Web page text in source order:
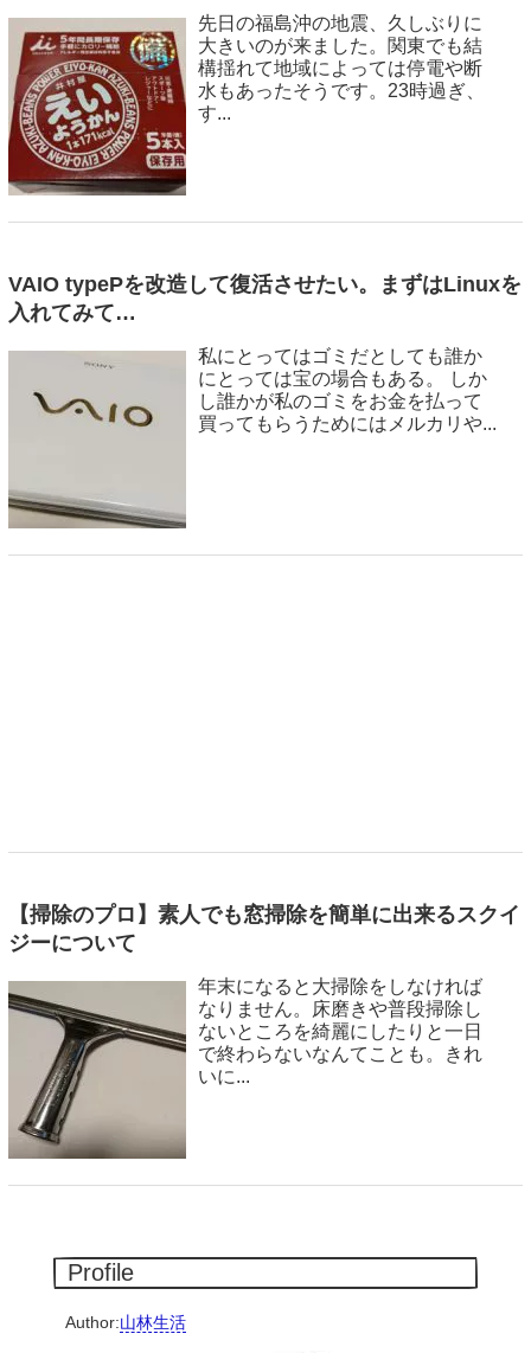
先日の福島沖の地震、久しぶりに
大きいのが来ました。関東でも結
構揺れて地域によっては停電や断
水もあったそうです。23時過ぎ、
す...
VAIO typePを改造して復活させたい。まずはLinuxを
入れてみて…
私にとってはゴミだとしても誰か
にとっては宝の場合もある。 しか
し誰かが私のゴミをお金を払って
買ってもらうためにはメルカリや...
【掃除のプロ】素人でも窓掃除を簡単に出来るスクイ
ジーについて
年末になると大掃除をしなければ
なりません。床磨きや普段掃除し
ないところを綺麗にしたりと一日
で終わらないなんてことも。きれ
いに...
Profile
Author:山林生活